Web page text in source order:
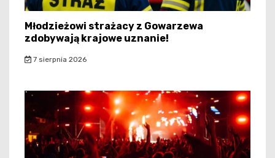
Młodzieżowi strażacy z Gowarzewa
zdobywają krajowe uznanie!
7 sierpnia 2026